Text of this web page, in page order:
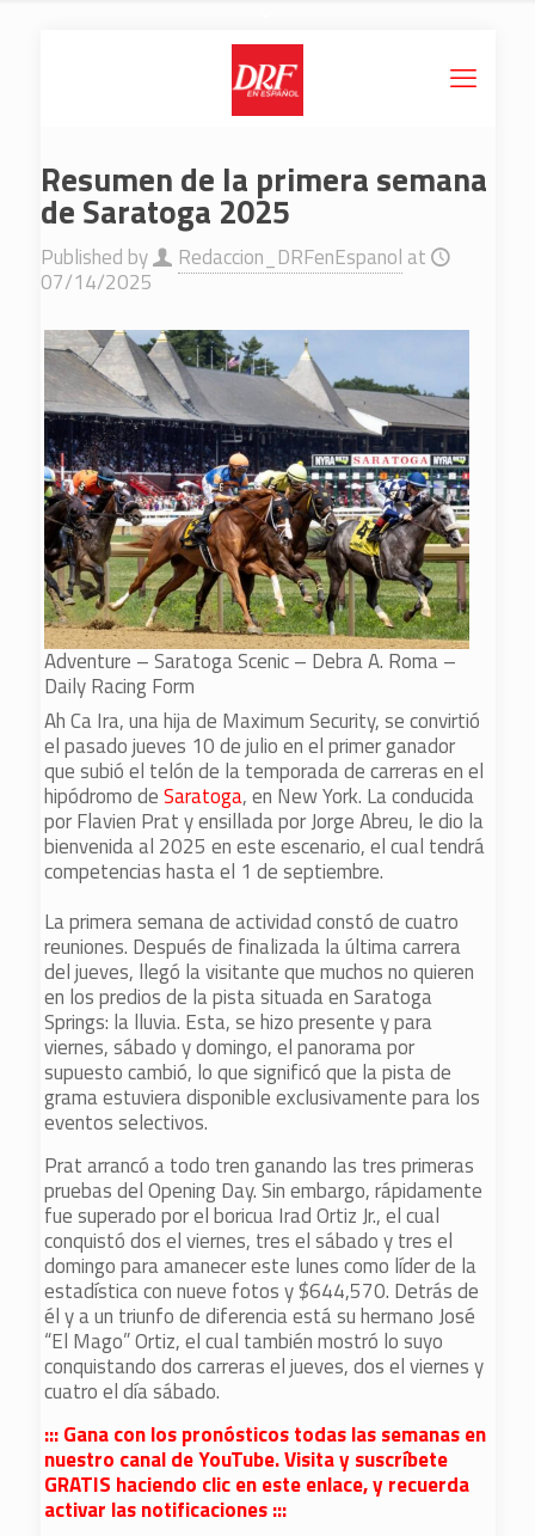
Resumen de la primera semana
de Saratoga 2025
Published by Redaccion_DRFenEspanol at
07/14/2025
Adventure – Saratoga Scenic – Debra A. Roma –
Daily Racing Form
Ah Ca Ira, una hija de Maximum Security, se convirtió
el pasado jueves 10 de julio en el primer ganador
que subió el telón de la temporada de carreras en el
hipódromo deSaratoga, en New York. La conducida
por Flavien Prat y ensillada por Jorge Abreu, le dio la
bienvenida al 2025 en este escenario, el cual tendrá
competencias hasta el 1 de septiembre.
La primera semana de actividad constó de cuatro
reuniones. Después de finalizada la última carrera
del jueves, llegó la visitante que muchos no quieren
en los predios de la pista situada en Saratoga
Springs: la lluvia. Esta, se hizo presente y para
viernes, sábado y domingo, el panorama por
supuesto cambió, lo que significó que la pista de
grama estuviera disponible exclusivamente para los
eventos selectivos.
Prat arrancó a todo tren ganando las tres primeras
pruebas del Opening Day. Sin embargo, rápidamente
fue superado por el boricua Irad Ortiz Jr., el cual
conquistó dos el viernes, tres el sábado y tres el
domingo para amanecer este lunes como líder de la
estadística con nueve fotos y $644,570. Detrás de
él y a un triunfo de diferencia está su hermano José
“El Mago” Ortiz, el cual también mostró lo suyo
conquistando dos carreras el jueves, dos el viernes y
cuatro el día sábado.
::: Gana con los pronósticos todas las semanas en
nuestro canal de YouTube. Visita y suscríbete
GRATIS haciendo clic en este enlace, y recuerda
activar las notificaciones :::